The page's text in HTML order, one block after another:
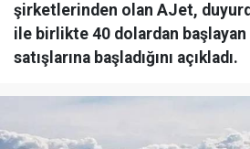
şirketlerinden olan AJet,
ile birlikte 40 dolardan
satışlarına başladığını açıkladı.